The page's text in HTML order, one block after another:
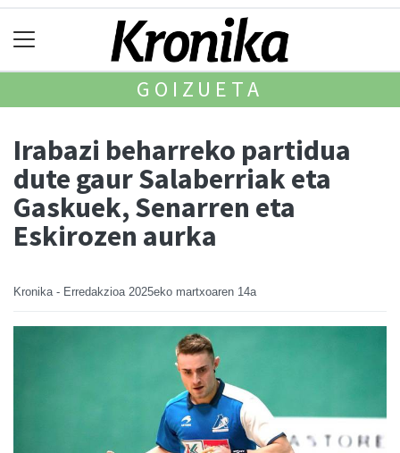
GOIZUETA
Irabazi beharreko partidua
dute gaur Salaberriak eta
Gaskuek, Senarren eta
Eskirozen aurka
Kronika - Erredakzioa 2025eko martxoaren 14a